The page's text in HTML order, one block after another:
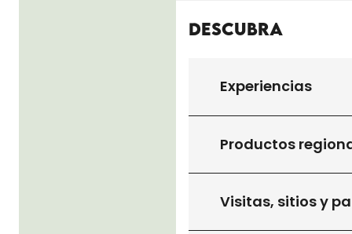
Descubra
Experiencias
Productos
Visitas, sitios y